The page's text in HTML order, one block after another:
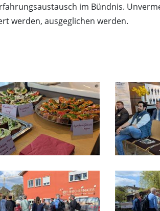
im Bündnis.
werden, ausgeglichen werden.